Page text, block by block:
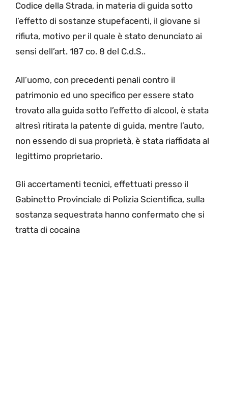
Codice della Strada, in materia di guida sotto
l’effetto di sostanze stupefacenti, il giovane si
rifiuta, motivo per il quale è stato denunciato ai
sensi dell’art. 187 co. 8 del C.d.S..
All’uomo, con precedenti penali contro il
patrimonio ed uno specifico per essere stato
trovato alla guida sotto l’effetto di alcool, è stata
altresì ritirata la patente di guida, mentre l’auto,
non essendo di sua proprietà, è stata riaffidata al
legittimo proprietario.
Gli accertamenti tecnici, effettuati presso il
Gabinetto Provinciale di Polizia Scientifica, sulla
sostanza sequestrata hanno confermato che si
tratta di cocaina